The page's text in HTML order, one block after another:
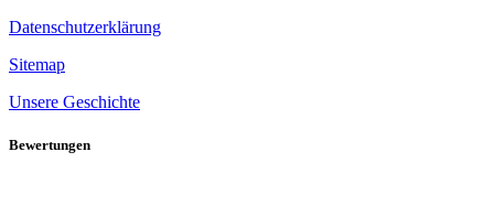
Datenschutzerklärung
Sitemap
Unsere Geschichte
Bewertungen